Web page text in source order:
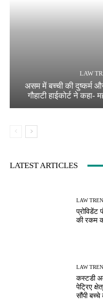
LAW
असम में बच्ची की दुष्कर्म
गौहाटी हाईकोर्ट ने
LATEST ARTICLES
LAW
की रकम
LAW
कस्टडी
पेट्रिए
सौंपी